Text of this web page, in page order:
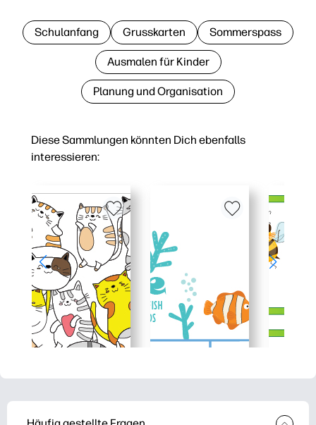
Diese Sammlungen könnten Dich ebenfalls
interessieren:
Schulanfang Grusskarten Sommerspass
Ausmalen für Kinder
Planung und Organisation